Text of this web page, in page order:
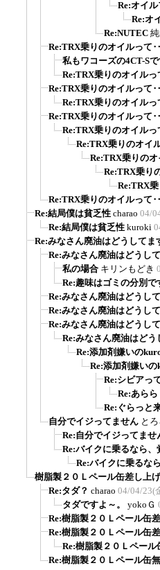
Re:オイ
Re:オ
Re:NUTEC
Re:TRX乗りのオイルって
私もワコーズの4CT-Sで
Re:TRX乗りのオイル
Re:TRX乗りのオイルって
Re:TRX乗りのオイル
Re:TRX乗りのオイルって
Re:TRX乗りのオイル
Re:TRX乗りのオイ
Re:TRX乗りの
Re:TRX乗り
Re:TRX
Re:TRX乗りのオイルって
Re:結局僕は貧乏性 charao 04/
Re:結局僕は貧乏性 kuroki
Re:みなさん廃油はどうしてま
Re:みなさん廃油はどうし
私の場合 キリンもどき
Re:趣味はゴミの分別で
Re:みなさん廃油はどうし
Re:みなさん廃油はどうし
Re:みなさん廃油はどうし
Re:みなさん廃油はどう
Re:添加剤嫌いの
Re:添加剤嫌い
Re:シビアっ
Re:あらら
Re:ぐらっと
自分でイジってません と
Re:自分でイジってませ
Re:バイクに乗るなら、
Re:バイクに乗るな
樹脂製２０Ｌペール缶差し上げ
Re:タダ？ charao 04/04/23(
タダですよ～。
yokoＧ
Re:樹脂製２０Ｌペール缶
Re:樹脂製２０Ｌペール缶
Re:樹脂製２０Ｌペール
Re:樹脂製２０Ｌペール缶